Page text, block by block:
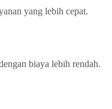
yang lebih cepat.
biaya lebih rendah.